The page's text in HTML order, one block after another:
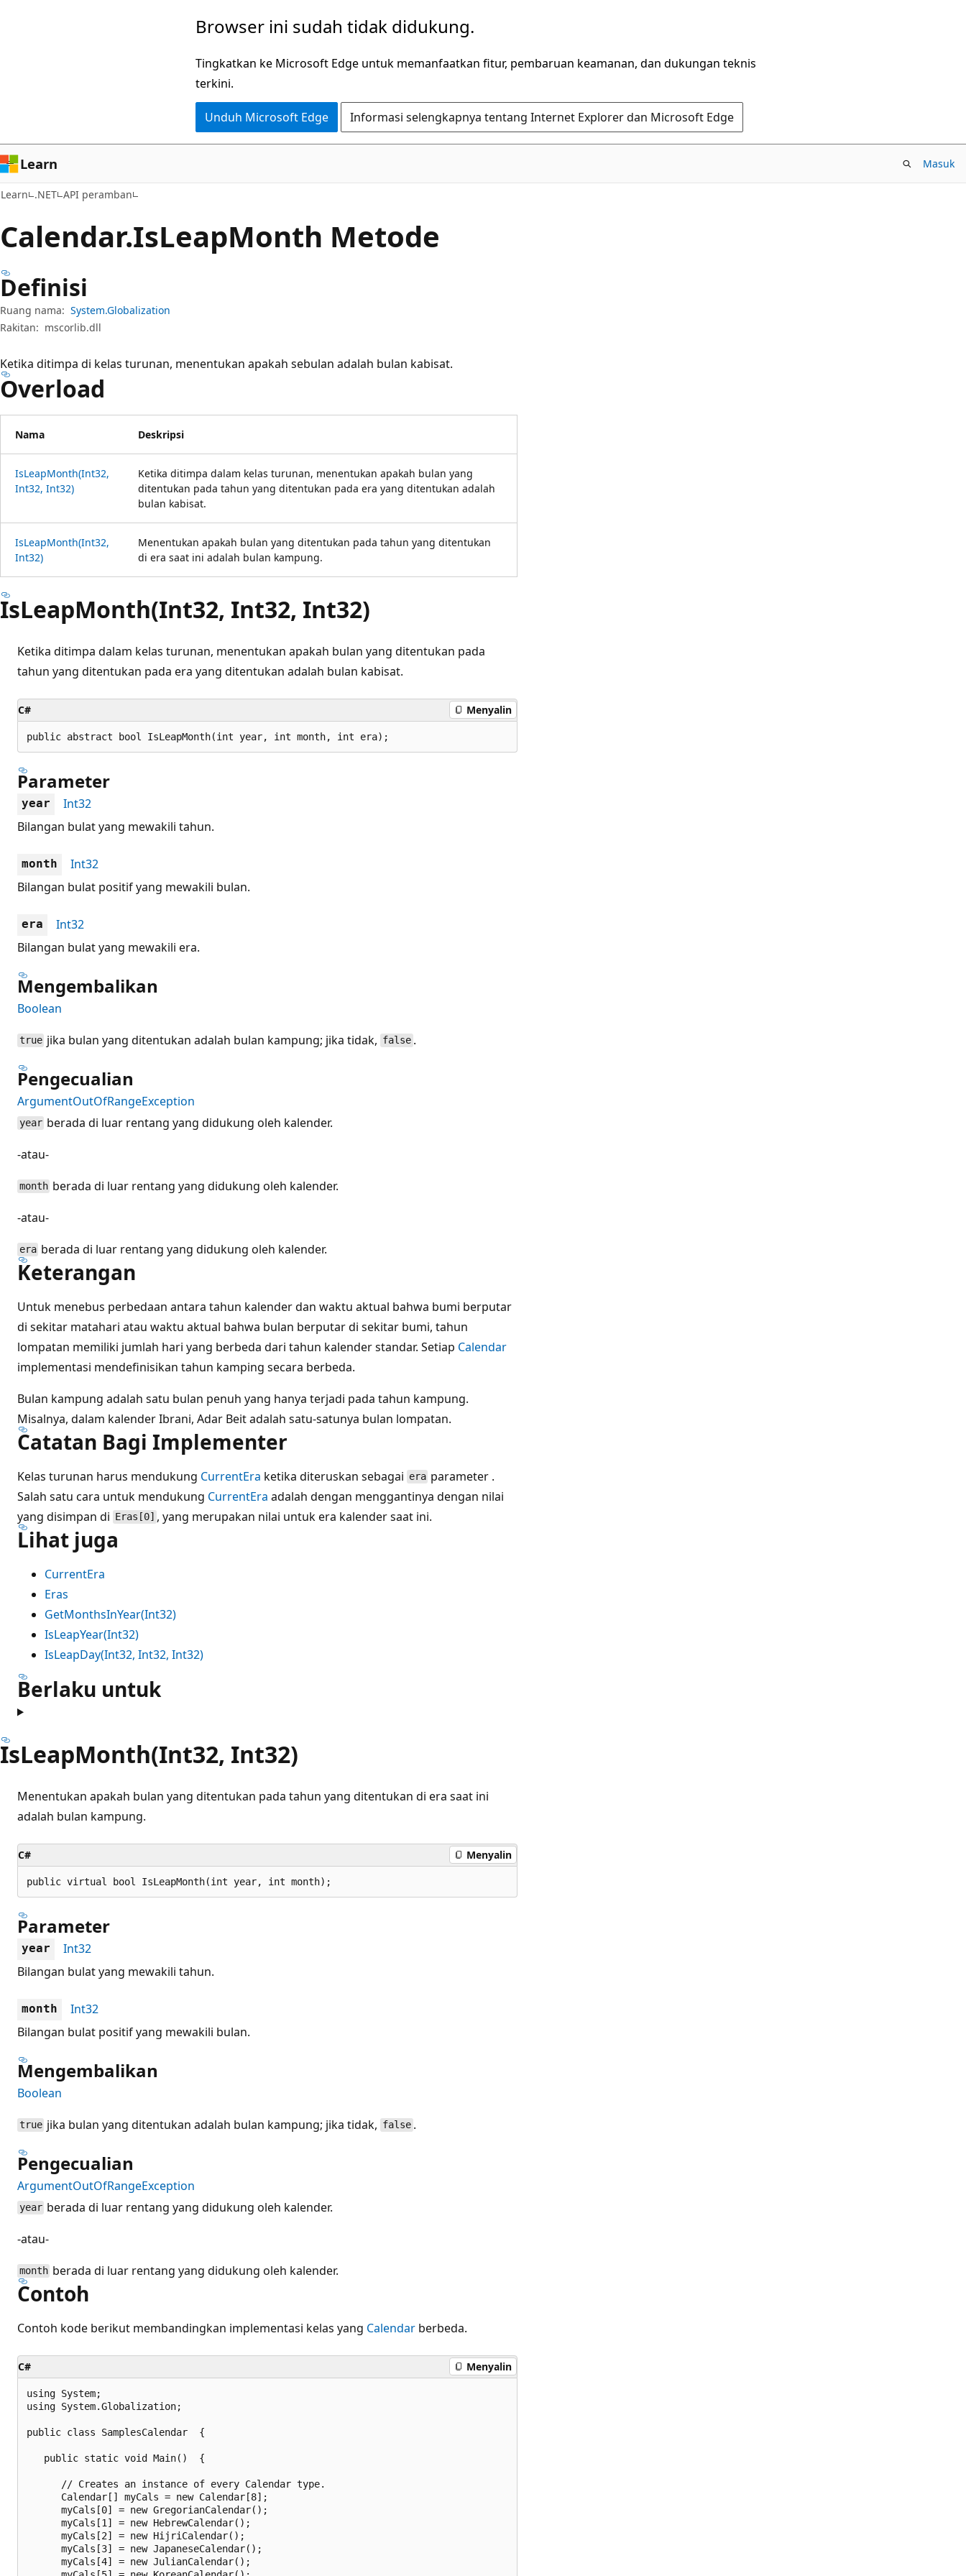
Browser ini sudah tidak didukung.
Tingkatkan ke Microsoft Edge untuk memanfaatkan fitur, pembaruan keamanan, dan dukungan teknis
terkini.
Unduh Microsoft Edge Informasi selengkapnya tentang Internet Explorer dan Microsoft Edge
Learn Masuk
Learn .NET API peramban
Calendar.IsLeapMonth Metode
Definisi
Ruang nama: System.Globalization
Rakitan: mscorlib.dll
Ketika ditimpa di kelas turunan, menentukan apakah sebulan adalah bulan kabisat.
Overload
Nama Deskripsi
IsLeapMonth(Int32,
Int32, Int32)
Ketika ditimpa dalam kelas turunan, menentukan apakah bulan yang
ditentukan pada tahun yang ditentukan pada era yang ditentukan adalah
bulan kabisat.
IsLeapMonth(Int32,
Int32)
Menentukan apakah bulan yang ditentukan pada tahun yang ditentukan
di era saat ini adalah bulan kampung.
IsLeapMonth(Int32, Int32, Int32)
Ketika ditimpa dalam kelas turunan, menentukan apakah bulan yang ditentukan pada
tahun yang ditentukan pada era yang ditentukan adalah bulan kabisat.
C# Menyalin
public abstract bool IsLeapMonth(int year, int month, int era);
Parameter
year
Int32
Bilangan bulat yang mewakili tahun.
month
Int32
Bilangan bulat positif yang mewakili bulan.
era
Int32
Bilangan bulat yang mewakili era.
Mengembalikan
Boolean
true jika bulan yang ditentukan adalah bulan kampung; jika tidak, false.
Pengecualian
ArgumentOutOfRangeException
year berada di luar rentang yang didukung oleh kalender.
-atau-
month berada di luar rentang yang didukung oleh kalender.
-atau-
era berada di luar rentang yang didukung oleh kalender.
Keterangan
Untuk menebus perbedaan antara tahun kalender dan waktu aktual bahwa bumi berputar
di sekitar matahari atau waktu aktual bahwa bulan berputar di sekitar bumi, tahun
lompatan memiliki jumlah hari yang berbeda dari tahun kalender standar. Setiap Calendar
implementasi mendefinisikan tahun kamping secara berbeda.
Bulan kampung adalah satu bulan penuh yang hanya terjadi pada tahun kampung.
Misalnya, dalam kalender Ibrani, Adar Beit adalah satu-satunya bulan lompatan.
Catatan Bagi Implementer
Kelas turunan harus mendukung CurrentEra ketika diteruskan sebagai era parameter .
Salah satu cara untuk mendukung CurrentEra adalah dengan menggantinya dengan nilai
yang disimpan di Eras[0] , yang merupakan nilai untuk era kalender saat ini.
Lihat juga
CurrentEra
Eras
GetMonthsInYear(Int32)
IsLeapYear(Int32)
IsLeapDay(Int32, Int32, Int32)
Berlaku untuk
IsLeapMonth(Int32, Int32)
Menentukan apakah bulan yang ditentukan pada tahun yang ditentukan di era saat ini
adalah bulan kampung.
C# Menyalin
public virtual bool IsLeapMonth(int year, int month);
Parameter
year
Int32
Bilangan bulat yang mewakili tahun.
month
Int32
Bilangan bulat positif yang mewakili bulan.
Mengembalikan
Boolean
true jika bulan yang ditentukan adalah bulan kampung; jika tidak, false.
Pengecualian
ArgumentOutOfRangeException
year berada di luar rentang yang didukung oleh kalender.
-atau-
month berada di luar rentang yang didukung oleh kalender.
Contoh
Contoh kode berikut membandingkan implementasi kelas yang Calendar berbeda.
C# Menyalin
using System;
using System.Globalization;
public class SamplesCalendar  {
   public static void Main()  {
      // Creates an instance of every Calendar type.
      Calendar[] myCals = new Calendar[8];
      myCals[0] = new GregorianCalendar();
      myCals[1] = new HebrewCalendar();
      myCals[2] = new HijriCalendar();
      myCals[3] = new JapaneseCalendar();
      myCals[4] = new JulianCalendar();